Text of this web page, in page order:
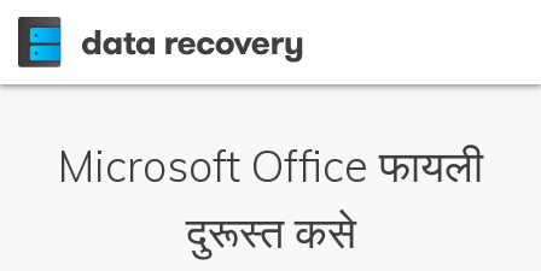
Microsoft Office फायली
दुरूस्त कसे